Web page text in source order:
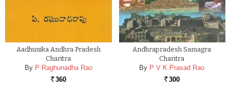
Aadhunika Andhra Pradesh
Charitra
By P Raghunadha Rao
Rs. 360
Andhrapradesh Samagra
Charitra
By P V K Prasad Rao
Rs. 300